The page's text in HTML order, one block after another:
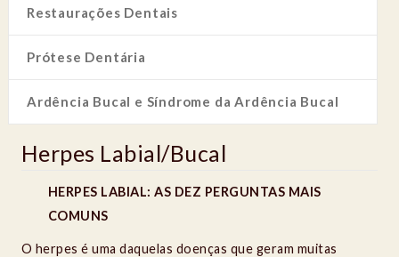
Restaurações Dentais
Prótese Dentária
Ardência Bucal e Síndrome da Ardência Bucal
Herpes Labial/Bucal
HERPES LABIAL: AS DEZ PERGUNTAS MAIS
COMUNS
O herpes é uma daquelas doenças que geram muitas